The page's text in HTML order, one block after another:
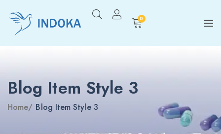
0
Blog Item Style 3
Home/ Blog Item Style 3